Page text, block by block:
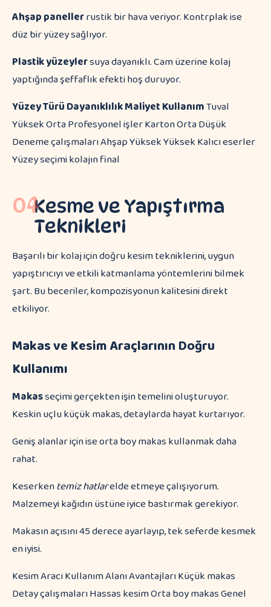
Ahşap panellerrustik bir hava veriyor. Kontrplak ise
düz bir yüzey sağlıyor.
Plastik yüzeylersuya dayanıklı. Cam üzerine kolaj
yaptığında şeffaflık efekti hoş duruyor.
Yüzey TürüDayanıklılıkMaliyetKullanımTuval
Yüksek Orta Profesyonel işler Karton Orta Düşük
Deneme çalışmaları Ahşap Yüksek Yüksek Kalıcı eserler
Yüzey seçimi kolajın final
04Kesme ve Yapıştırma
Teknikleri
Başarılı bir kolaj için doğru kesim tekniklerini, uygun
yapıştırıcıyı ve etkili katmanlama yöntemlerini bilmek
şart. Bu beceriler, kompozisyonun kalitesini direkt
etkiliyor.
Makas ve Kesim Araçlarının Doğru
Kullanımı
Makasseçimi gerçekten işin temelini oluşturuyor.
Keskin uçlu küçük makas, detaylarda hayat kurtarıyor.
Geniş alanlar için ise orta boy makas kullanmak daha
rahat.
Keserkentemiz hatlarelde etmeye çalışıyorum.
Malzemeyi kağıdın üstüne iyice bastırmak gerekiyor.
Makasın açısını 45 derece ayarlayıp, tek seferde kesmek
en iyisi.
Kesim Aracı Kullanım Alanı Avantajları Küçük makas
Detay çalışmaları Hassas kesim Orta boy makas Genel